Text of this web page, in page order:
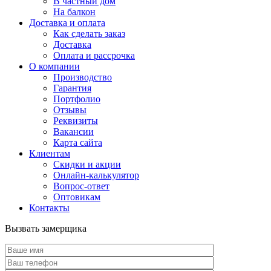
На балкон
Доставка и оплата
Как сделать заказ
Доставка
Оплата и рассрочка
О компании
Производство
Гарантия
Портфолио
Отзывы
Реквизиты
Вакансии
Карта сайта
Клиентам
Скидки и акции
Онлайн-калькулятор
Вопрос-ответ
Оптовикам
Контакты
Вызвать замерщика